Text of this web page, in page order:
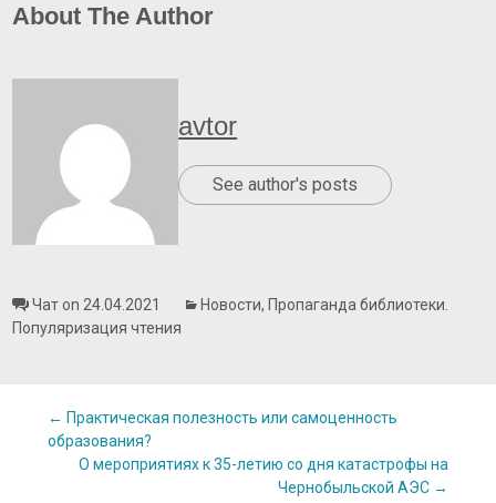
About The Author
avtor
See author's posts
Чат on 24.04.2021 Новости, Пропаганда библиотеки.
Популяризация чтения
Post
← Практическая полезность или самоценность
образования?
О мероприятиях к 35-летию со дня катастрофы на
Чернобыльской АЭС →